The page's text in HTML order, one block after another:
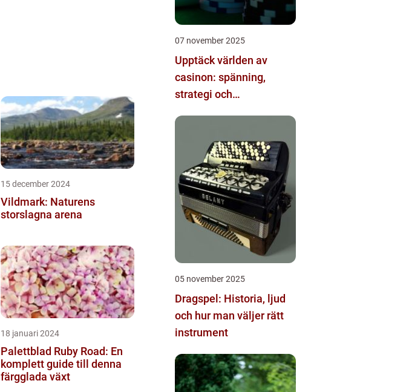
15 december 2024
Vildmark: Naturens
storslagna arena
18 januari 2024
Palettblad Ruby Road: En
komplett guide till denna
färgglada växt
07 november 2025
Upptäck världen av
casinon: spänning,
strategi och
05 november 2025
Dragspel: Historia, ljud
och hur man väljer rätt
instrument